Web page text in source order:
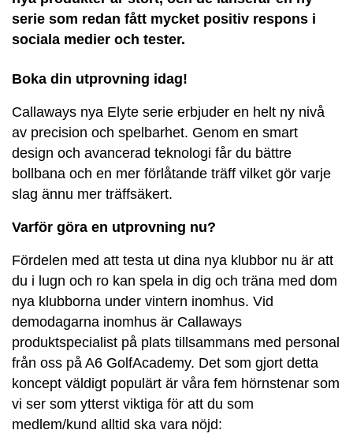
serie som redan fått mycket positiv respons i
sociala medier och tester.
Boka din utprovning idag!
Callaways nya Elyte serie erbjuder en helt ny nivå
av precision och spelbarhet. Genom en smart
design och avancerad teknologi får du bättre
bollbana och en mer förlåtande träff vilket gör varje
slag ännu mer träffsäkert.
Varför göra en utprovning nu?
Fördelen med att testa ut dina nya klubbor nu är att
du i lugn och ro kan spela in dig och träna med dom
nya klubborna under vintern inomhus. Vid
demodagarna inomhus är Callaways
produktspecialist på plats tillsammans med personal
från oss på A6 GolfAcademy. Det som gjort detta
koncept väldigt populärt är våra fem hörnstenar som
vi ser som ytterst viktiga för att du som
medlem/kund alltid ska vara nöjd: